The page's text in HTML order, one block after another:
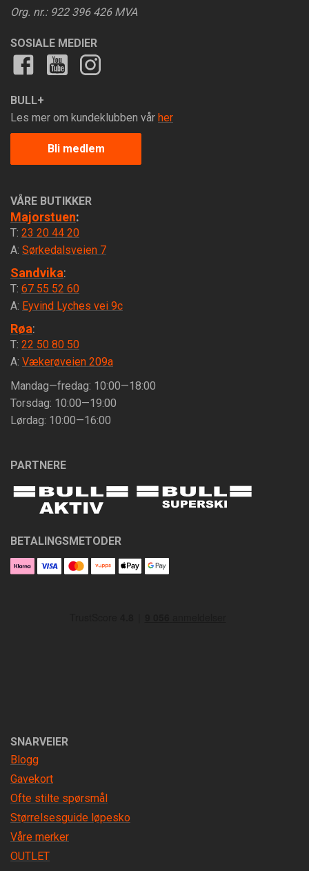
Org. nr.: 922 396 426 MVA
SOSIALE MEDIER
BULL+
Les mer om kundeklubben vår her
Bli medlem
VÅRE BUTIKKER
Majorstuen:
T: 23 20 44 20
A: Sørkedalsveien 7
Sandvika:
T: 67 55 52 60
A: Eyvind Lyches vei 9c
Røa:
T: 22 50 80 50
A: Vækerøveien 209a
Mandag—fredag: 10:00—18:00
Torsdag: 10:00—19:00
Lørdag: 10:00—16:00
PARTNERE
BETALINGSMETODER
SNARVEIER
Blogg
Gavekort
Ofte stilte spørsmål
Størrelsesguide løpesko
Våre merker
OUTLET